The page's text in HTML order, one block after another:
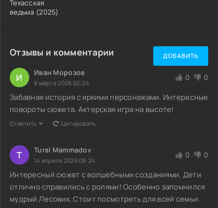
Техасская
ведьма (2025)
Отзывы и комментарии ДОБАВИТЬ
И Иван Морозов
8 марта 2026 02:24
0 0
Забавная история с яркими персонажами. Интересные
повороты сюжета. Актерская игра на высоте!
Ответить Цитировать
T Tural Mammadov
14 апреля 2026 08:24
0 0
Интересный сюжет с волшебными созданиями. Дети
отлично справились с ролями! Особенно запомнился
мудрый Лесовик. Стоит посмотреть для всей семьи.